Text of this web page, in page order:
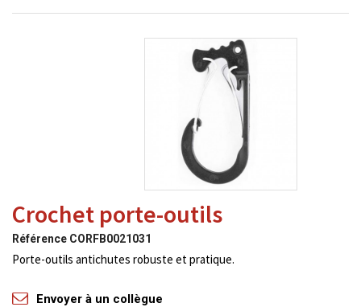
Crochet porte-outils
Référence CORFB0021031
Porte-outils antichutes robuste et pratique.
Envoyer à un collègue